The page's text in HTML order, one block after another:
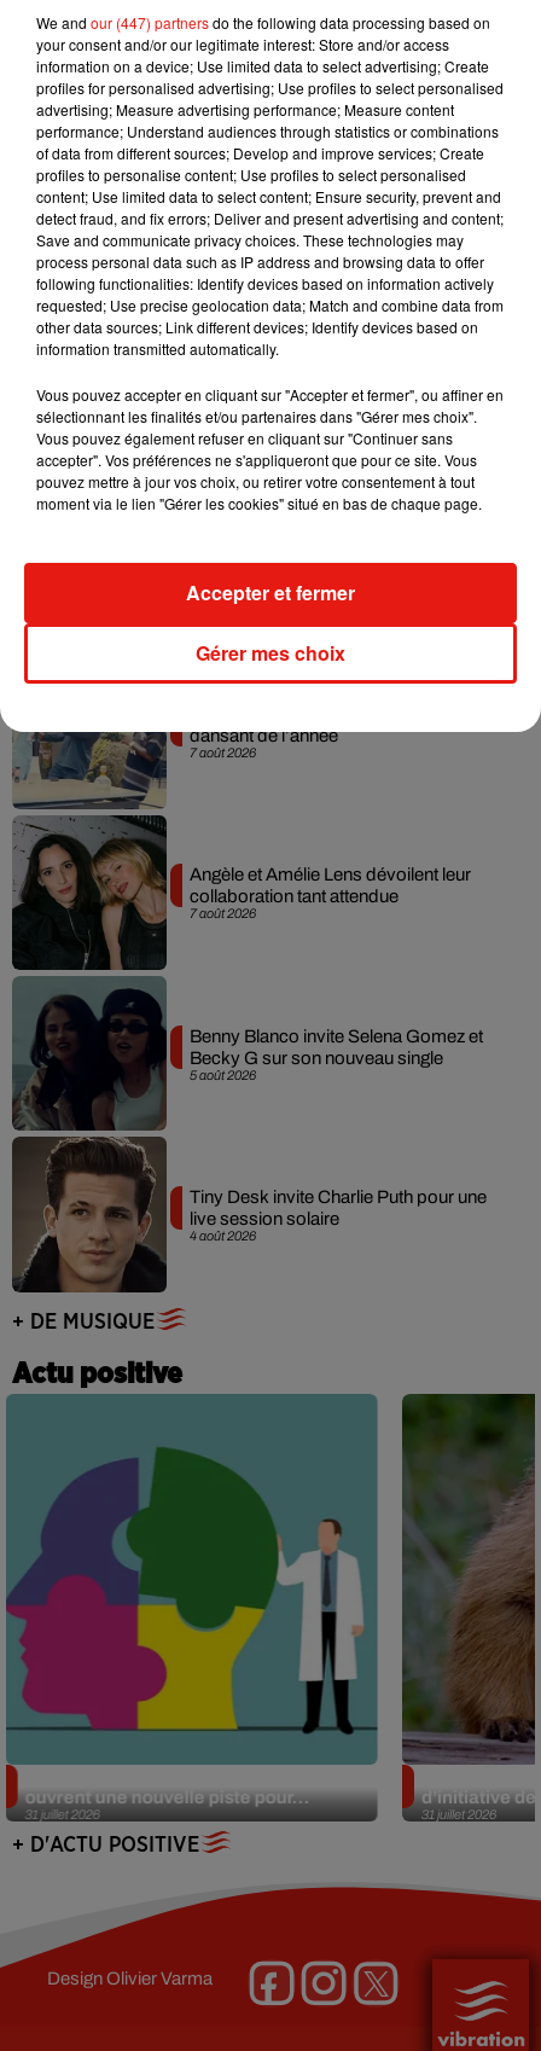
Musique
Julien Lieb s’essaye à la vie de chatelain
dans son nouveau clip
7 août 2026
7 août 2026
dansant de l’année
7 août 2026
Angèle et Amélie Lens dévoilent leur
collaboration tant attendue
5 août 2026
Benny Blanco invite Selena Gomez et
Becky G sur son nouveau single
4 août 2026
Tiny Desk invite Charlie Puth pour une
live session solaire
+ DE MUSIQUE
Actu positive
31 juillet 2026
ouvrent une nouvelle piste pour...
31 juillet 2026
d’initiative
+ D'ACTU POSITIVE
DesignOlivier Varma
We and our (447) partnersdo the following data processing based on
your consent and/or our legitimate interest: Store and/or access
information on a device; Use limited data to select advertising; Create
profiles for personalised advertising; Use profiles to select personalised
advertising; Measure advertising performance; Measure content
performance; Understand audiences through statistics or combinations
of data from different sources; Develop and improve services; Create
profiles to personalise content; Use profiles to select personalised
content; Use limited data to select content; Ensure security, prevent and
detect fraud, and fix errors; Deliver and present advertising and content;
Save and communicate privacy choices. These technologies may
process personal data such as IP address and browsing data to offer
following functionalities: Identify devices based on information actively
requested; Use precise geolocation data; Match and combine data from
other data sources; Link different devices; Identify devices based on
information transmitted automatically.
Vous pouvez accepter en cliquant sur "Accepter et fermer", ou affiner en
sélectionnant les finalités et/ou partenaires dans "Gérer mes choix".
Vous pouvez également refuser en cliquant sur "Continuer sans
accepter". Vos préférences ne s'appliqueront que pour ce site. Vous
pouvez mettre à jour vos choix, ou retirer votre consentement à tout
moment via le lien "Gérer les cookies" situé en bas de chaque page.
Gérer mes choix
Accepter et fermer